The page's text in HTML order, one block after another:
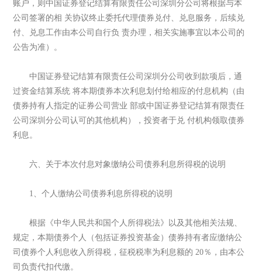
账户，则中国证券登记结算有限责任公司深圳分公司将根据与本
公司签署的相 关协议终止委托代理债券兑付、兑息服务，后续兑
付、兑息工作由本公司自行负 责办理，相关实施事宜以本公司的
公告为准）。
中国证券登记结算有限责任公司深圳分公司收到款项后，通
过资金结算系统 将本期债券本次利息划付给相应的付息机构（由
债券持有人指定的证券公司营业 部或中国证券登记结算有限责任
公司深圳分公司认可的其他机构），投资者于兑 付机构领取债券
利息。
六、关于本次付息对象缴纳公司债券利息所得税的说明
1、个人缴纳公司债券利息所得税的说明
根据《中华人民共和国个人所得税法》以及其他相关法规、
规定，本期债券个人（包括证券投资基金）债券持有者应缴纳公
司债券个人利息收入所得税，征税税率为利息额的 20％，由本公
司负责代扣代缴。